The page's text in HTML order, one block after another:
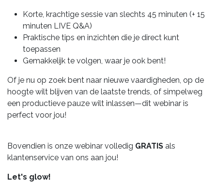
Korte, krachtige sessie van slechts 45 minuten (+ 15
minuten LIVE Q&A)
Praktische tips en inzichten die je direct kunt
toepassen
Gemakkelijk te volgen, waar je ook bent!
Of je nu op zoek bent naar nieuwe vaardigheden, op de
hoogte wilt blijven van de laatste trends, of simpelweg
een productieve pauze wilt inlassen—dit webinar is
perfect voor jou!
Bovendien is onze webinar volledig GRATIS als
klantenservice van ons aan jou!
Let's glow!